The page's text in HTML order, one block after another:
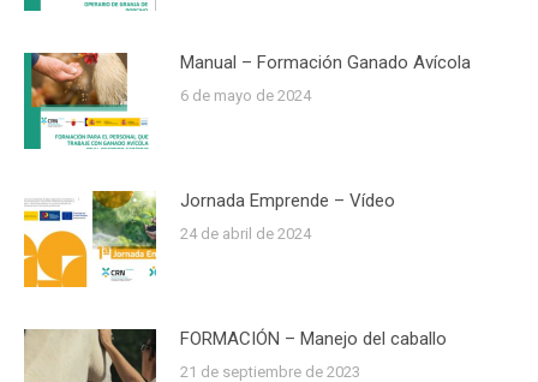
Manual – Formación Ganado Avícola
6 de mayo de 2024
Jornada Emprende – Vídeo
24 de abril de 2024
FORMACIÓN – Manejo del caballo
21 de septiembre de 2023